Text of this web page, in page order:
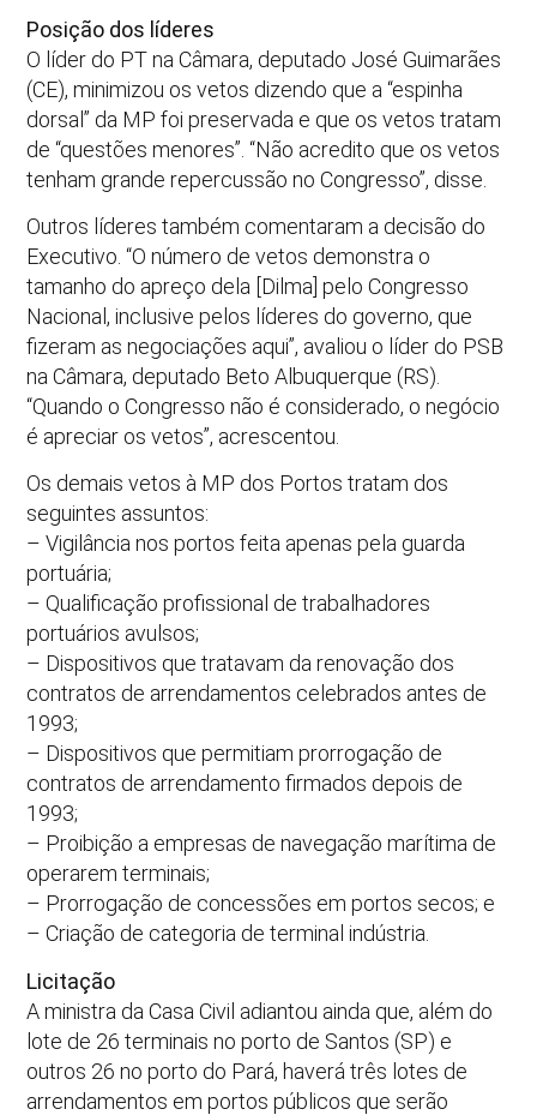
Posição dos líderes
O líder do PT na Câmara, deputado José Guimarães
(CE), minimizou os vetos dizendo que a “espinha
dorsal” da MP foi preservada e que os vetos tratam
de “questões menores”. “Não acredito que os vetos
tenham grande repercussão no Congresso”, disse.
Outros líderes também comentaram a decisão do
Executivo. “O número de vetos demonstra o
tamanho do apreço dela [Dilma] pelo Congresso
Nacional, inclusive pelos líderes do governo, que
fizeram as negociações aqui”, avaliou o líder do PSB
na Câmara, deputado Beto Albuquerque (RS).
“Quando o Congresso não é considerado, o negócio
é apreciar os vetos”, acrescentou.
Os demais vetos à MP dos Portos tratam dos
seguintes assuntos:
– Vigilância nos portos feita apenas pela guarda
portuária;
– Qualificação profissional de trabalhadores
portuários avulsos;
– Dispositivos que tratavam da renovação dos
contratos de arrendamentos celebrados antes de
1993;
– Dispositivos que permitiam prorrogação de
contratos de arrendamento firmados depois de
1993;
– Proibição a empresas de navegação marítima de
operarem terminais;
– Prorrogação de concessões em portos secos; e
– Criação de categoria de terminal indústria.
Licitação
A ministra da Casa Civil adiantou ainda que, além do
lote de 26 terminais no porto de Santos (SP) e
outros 26 no porto do Pará, haverá três lotes de
arrendamentos em portos públicos que serão